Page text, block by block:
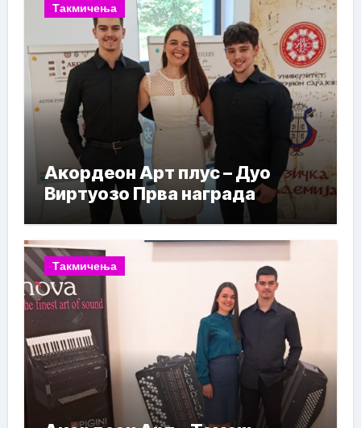
Такмичења
Акордеон Арт плус – Дуо
Виртуозо Прва награда
Такмичења